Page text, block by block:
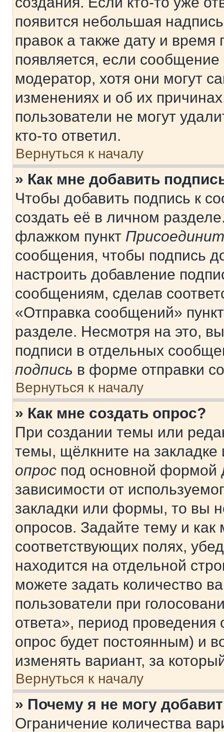
появится небольшая
правок а также дату и
появляется, если
модератор, хотя они могут
изменениях и об их
пользователи не могут
кто-то ответил.
Вернуться к началу
» Как мне добавить
Чтобы добавить подпись к
создать её в личном
флажком пункт
сообщения, чтобы подпись
настроить добавление
сообщениям, сделав
«Отправка сообщений»
разделе. Несмотря на это,
подписи в отдельных
подпись в форме отправки
Вернуться к началу
» Как мне создать опрос?
При создании темы или
темы, щёлкните на
опрос под основной формой
зависимости от
закладки или формы, то вы
опросов. Задайте тему и
соответствующих полях,
находится на отдельной
можете задать количество
пользователи при
ответа», период проведения
опрос будет постоянным) и
изменять вариант, за
Вернуться к началу
» Почему я не могу
Ограничение количества